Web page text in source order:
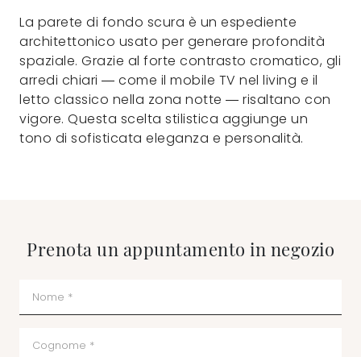
La parete di fondo scura è un espediente
architettonico usato per generare profondità
spaziale. Grazie al forte contrasto cromatico, gli
arredi chiari — come il mobile TV nel living e il
letto classico nella zona notte — risaltano con
vigore. Questa scelta stilistica aggiunge un
tono di sofisticata eleganza e personalità.
Prenota un appuntamento in negozio